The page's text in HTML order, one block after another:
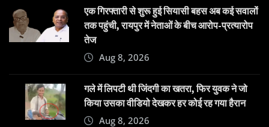
एक गिरफ्तारी से शुरू हुई सियासी बहस अब कई सवालों
तक पहुंची, रायपुर में नेताओं के बीच आरोप-प्रत्यारोप
तेज
Aug 8, 2026
गले में लिपटी थी जिंदगी का खतरा, फिर युवक ने जो
किया उसका वीडियो देखकर हर कोई रह गया हैरान
Aug 8, 2026